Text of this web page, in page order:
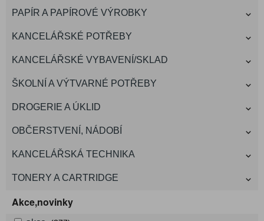
PAPÍR A PAPÍROVÉ VÝROBKY
KANCELÁŘSKÉ POTŘEBY
KANCELÁŘSKÉ VYBAVENÍ/SKLAD
ŠKOLNÍ A VÝTVARNÉ POTŘEBY
DROGERIE A ÚKLID
OBČERSTVENÍ, NÁDOBÍ
KANCELÁŘSKÁ TECHNIKA
TONERY A CARTRIDGE
Akce,novinky